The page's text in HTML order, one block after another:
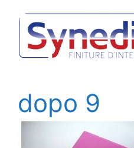
contenuto
dopo 9